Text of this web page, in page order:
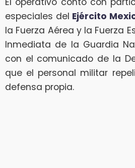
especiales del Ejército
la Fuerza Aérea y la Fuerza
Inmediata de la Guardia
con el comunicado de la
que el personal militar
defensa propia.